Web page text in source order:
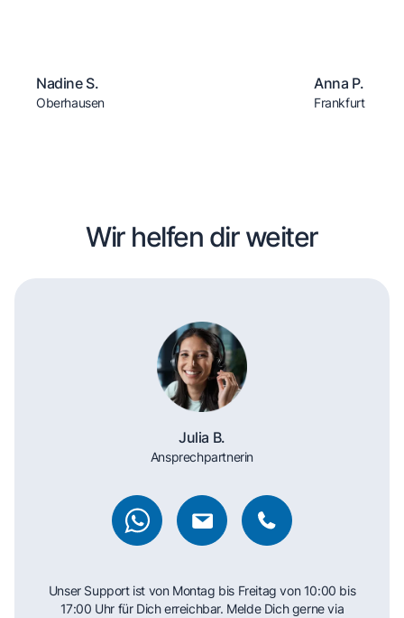
Nadine S.
Oberhausen
Anna P.
Frankfurt
Wir helfen dir weiter
Julia B.
Ansprechpartnerin
Unser Support ist von Montag bis Freitag von 10:00 bis
17:00 Uhr für Dich erreichbar. Melde Dich gerne via